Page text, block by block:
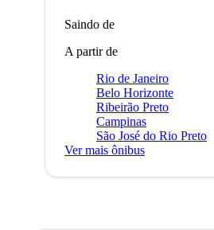
Saindo de
A partir de
Rio de Janeiro
Belo Horizonte
Ribeirão Preto
Campinas
São José do Rio Preto
Ver mais ônibus